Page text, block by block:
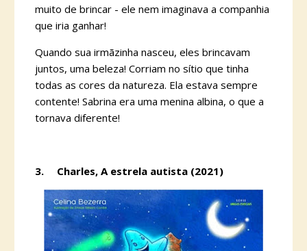
muito de brincar - ele nem imaginava a companhia
que iria ganhar!
Quando sua irmãzinha nasceu, eles brincavam
juntos, uma beleza! Corriam no sítio que tinha
todas as cores da natureza. Ela estava sempre
contente! Sabrina era uma menina albina, o que a
tornava diferente!
3. Charles, A estrela autista (2021)